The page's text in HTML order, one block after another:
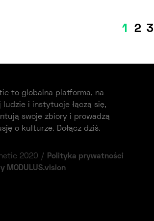
1 2 3
to globalna platforma, na
ludzie i instytucje łączą się,
swoje zbiory i prowadzą
o kulturze. Dołącz dziś.
2020 /
Polityka prywatności
MODULUS.vision